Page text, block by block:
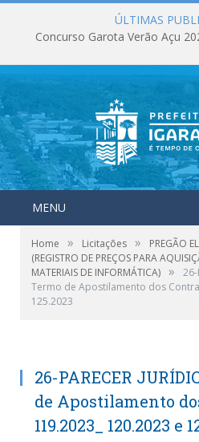
ÚLTIMAS
Concurso Garota Verão Açu
MENU
Home » Licitações »
PREGÃO
(REGISTRO DE PREÇOS PARA
MATERIAIS DE INFORMÁTICA) »
26-
Termo de Apostilamento dos
125.2023
26-PARECER
de Apostilamento
119.2023_ 120.2023 e